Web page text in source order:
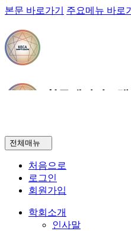
본문 바로가기 주요메뉴 바로
전체매뉴
처음으로
로그인
회원가입
학회소개
인사말